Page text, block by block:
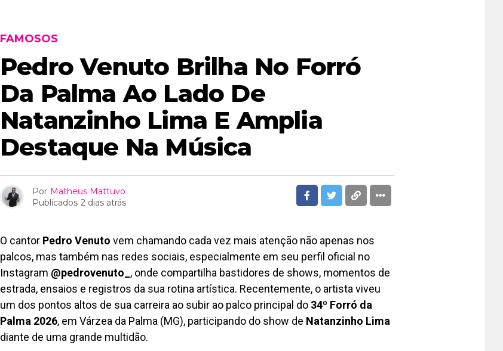
FAMOSOS
Pedro Venuto Brilha No Forró
Da Palma Ao Lado De
Natanzinho Lima E Amplia
Destaque Na Música
Por Matheus Mattuvo
Publicados 2 dias atrás
O cantor Pedro Venuto vem chamando cada vez mais atenção não apenas nos
palcos, mas também nas redes sociais, especialmente em seu perfil oficial no
Instagram @pedrovenuto_ , onde compartilha bastidores de shows, momentos de
estrada, ensaios e registros da sua rotina artística. Recentemente, o artista viveu
um dos pontos altos de sua carreira ao subir ao palco principal do 34º Forró da
Palma 2026, em Várzea da Palma (MG), participando do show de Natanzinho Lima
diante de uma grande multidão.